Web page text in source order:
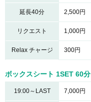
延長40分 2,500円
リクエスト 1,000円
Relax チャージ 300円
ボックスシート 1SET 60分
19:00～LAST 7,000円